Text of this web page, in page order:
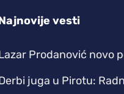
vesti
Prodanović novo
juga u Pirotu: